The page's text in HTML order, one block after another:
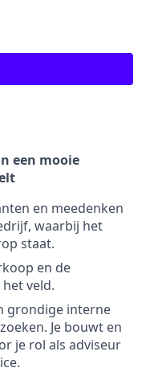
een mooie
en meedenken
waarbij het
staat.
en de
veld.
grondige interne
Je bouwt en
je rol als adviseur